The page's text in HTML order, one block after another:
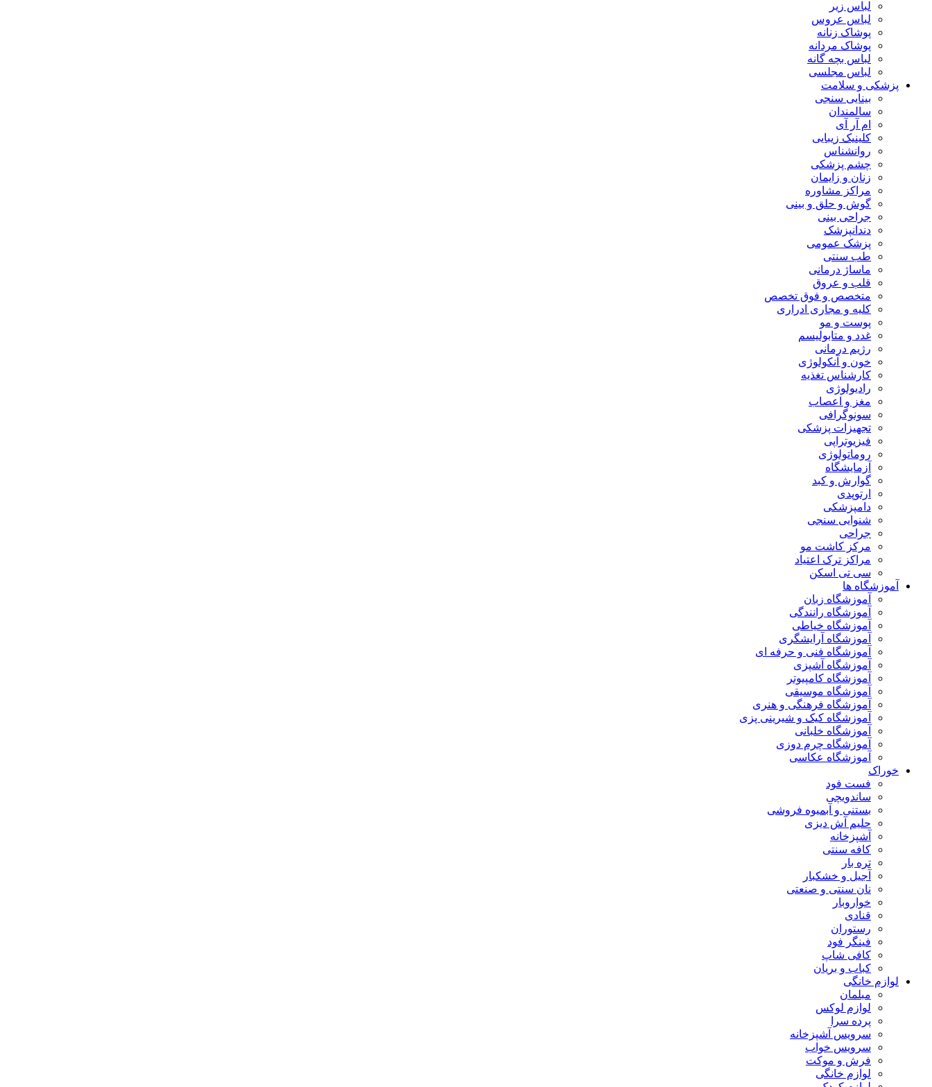
لباس زیر
لباس عروس
پوشاک زنانه
پوشاک مردانه
لباس بچه گانه
لباس مجلسی
پزشکی و سلامت
بینایی سنجی
سالمندان
ام آر آی
کلینیک زیبایی
روانشناس
چشم پزشکی
زنان و زایمان
مراکز مشاوره
گوش و حلق و بینی
جراحی بینی
دندانپزشک
پزشک عمومی
طب سنتی
ماساژ درمانی
قلب و عروق
متخصص و فوق تخصص
کلیه و مجاری ادراری
پوست و مو
غدد و متابولیسم
رژیم درمانی
خون و آنکولوژی
کارشناس تغذیه
رادیولوژی
مغز و اعصاب
سونوگرافی
تجهیزات پزشکی
فیزیوتراپی
روماتولوژی
آزمایشگاه
گوارش و کبد
ارتوپدی
دامپزشکی
شنوایی سنجی
جراحی
مرکز کاشت مو
مراکز ترک اعتیاد
سی تی اسکن
آموزشگاه ها
آموزشگاه زبان
آموزشگاه رانندگی
آموزشگاه خیاطی
آموزشگاه آرایشگری
آموزشگاه فنی و حرفه ای
آموزشگاه آشپزی
آموزشگاه کامپیوتر
آموزشگاه موسیقی
آموزشگاه فرهنگی و هنری
آموزشگاه کیک و شیرینی پزی
آموزشگاه خلبانی
آموزشگاه چرم دوزی
آموزشگاه عکاسی
خوراک
فست فود
ساندویچی
بستنی و آبمیوه فروشی
حلیم آش دیزی
آشپزخانه
کافه سنتی
تره بار
آجیل و خشکبار
نان سنتی و صنعتی
خواروبار
قنادی
رستوران
فینگر فود
کافی شاپ
کباب و بریان
لوازم خانگی
مبلمان
لوازم لوکس
پرده سرا
سرویس آشپزخانه
سرویس خواب
فرش و موکت
لوازم خانگی